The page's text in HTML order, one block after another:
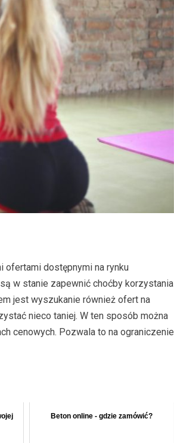
ofertami dostępnymi na rynku
w stanie zapewnić choćby korzystania
jest wyszukanie również ofert na
nieco taniej. W ten sposób można
cenowych. Pozwala to na ograniczenie
Beton online - gdzie zamówić?